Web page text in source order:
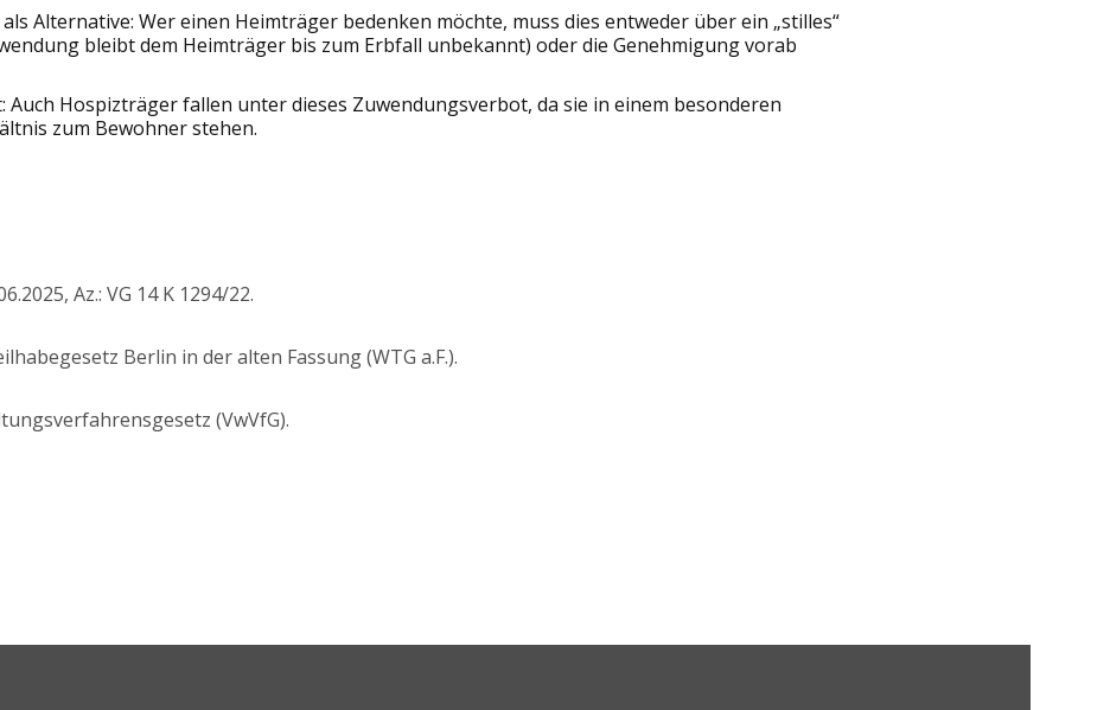
als Alternative: Wer einen Heimträger bedenken möchte, muss dies entweder über ein „stilles“
bleibt dem Heimträger bis zum Erbfall unbekannt) oder die Genehmigung vorab
Auch Hospizträger fallen unter dieses Zuwendungsverbot, da sie in einem besonderen
zum Bewohner stehen.
Az.: VG 14 K 1294/22.
Berlin in der alten Fassung (WTG a.F.).
(VwVfG).